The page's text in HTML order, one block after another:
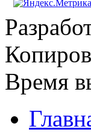
Время